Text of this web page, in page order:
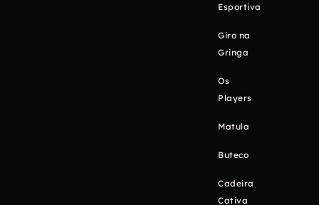
Esportiva
Giro na
Gringa
Os
Players
Matula
Buteco
Cadeira
Cativa